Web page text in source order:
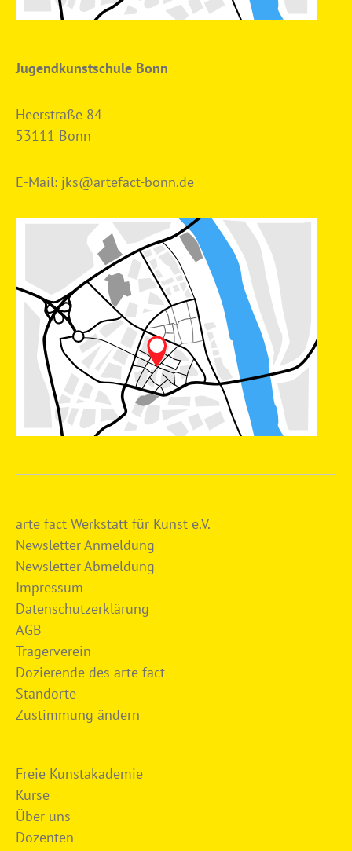
Jugendkunstschule Bonn
Heerstraße 84
53111 Bonn
E-Mail: jks@artefact-bonn.de
arte fact Werkstatt für Kunst e.V.
Newsletter Anmeldung
Newsletter Abmeldung
Impressum
Datenschutzerklärung
AGB
Trägerverein
Dozierende des arte fact
Standorte
Zustimmung ändern
Freie Kunstakademie
Kurse
Über uns
Dozenten